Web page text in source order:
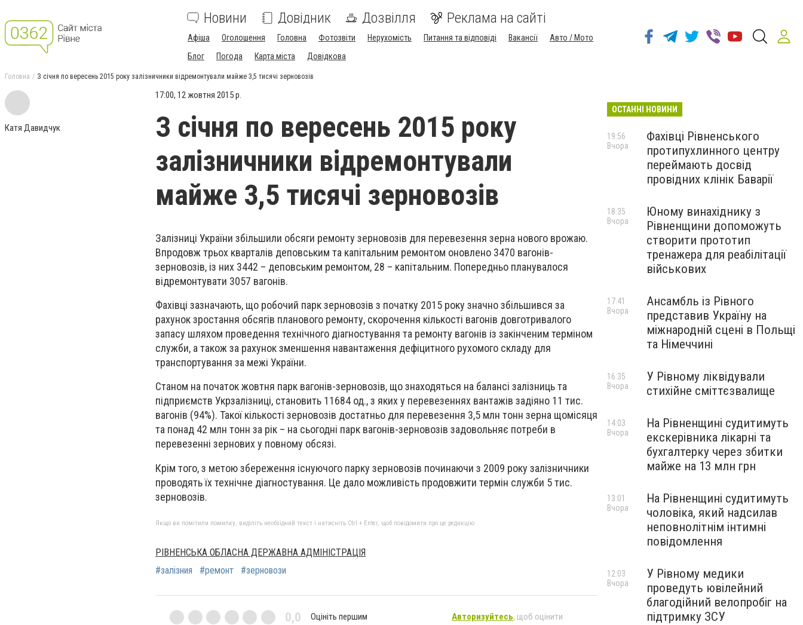
Новини Довідник Дозвілля Реклама на сайті
Афіша Оголошення Головна Фотозвіти Нерухомість Питання та відповіді Вакансії
Авто / Мото
Блог
Погода Карта міста Довідкова
Головна З січня по вересень 2015 року залізничники відремонтували майже 3,5 тисячі зерновозів
Катя Давидчук
17:00, 12 жовтня 2015 р.
З січня по вересень 2015 року
залізничники відремонтували
майже 3,5 тисячі зерновозів
Залізниці України збільшили обсяги ремонту зерновозів для перевезення зерна нового врожаю.
Впродовж трьох кварталів деповським та капітальним ремонтом оновлено 3470 вагонів-
зерновозів, із них 3442 – деповським ремонтом, 28 – капітальним. Попередньо планувалося
відремонтувати 3057 вагонів.
Фахівці зазначають, що робочий парк зерновозів з початку 2015 року значно збільшився за
рахунок зростання обсягів планового ремонту, скорочення кількості вагонів довготривалого
запасу шляхом проведення технічного діагностування та ремонту вагонів із закінченим терміном
служби, а також за рахунок зменшення навантаження дефіцитного рухомого складу для
транспортування за межі України.
Станом на початок жовтня парк вагонів-зерновозів, що знаходяться на балансі залізниць та
підприємств Укрзалізниці, становить 11684 од., з яких у перевезеннях вантажів задіяно 11 тис.
вагонів (94%). Такої кількості зерновозів достатньо для перевезення 3,5 млн тонн зерна щомісяця
та понад 42 млн тонн за рік – на сьогодні парк вагонів-зерновозів задовольняє потреби в
перевезенні зернових у повному обсязі.
Крім того, з метою збереження існуючого парку зерновозів починаючи з 2009 року залізничники
проводять їх технічне діагностування. Це дало можливість продовжити термін служби 5 тис.
зерновозів.
Якщо ви помітили помилку, виділіть необхідний текст і натисніть Ctrl + Enter, щоб повідомити про це редакцію
РІВНЕНСЬКА ОБЛАСНА ДЕРЖАВНА АДМІНІСТРАЦІЯ
#залізния
#ремонт #зерновози
0,0 Оцініть першим Авторизуйтесь, щоб оцінити
ОСТАННІ НОВИНИ
Фахівці Рівненського
протипухлинного центру
переймають досвід
провідних клінік Баварії
19:56
Вчора
Юному винахіднику з
Рівненщини допоможуть
створити прототип
тренажера для реабілітації
військових
18:35
Вчора
Ансамбль із Рівного
представив Україну на
міжнародній сцені в Польщі
та Німеччині
17:41
Вчора
У Рівному ліквідували
стихійне сміттєзвалище
16:35
Вчора
На Рівненщині судитимуть
екскерівника лікарні та
бухгалтерку через збитки
майже на 13 млн грн
14:03
Вчора
На Рівненщині судитимуть
чоловіка, який надсилав
неповнолітнім інтимні
повідомлення
13:01
Вчора
У Рівному медики
проведуть ювілейний
благодійний велопробіг на
підтримку ЗСУ
12:03
Вчора